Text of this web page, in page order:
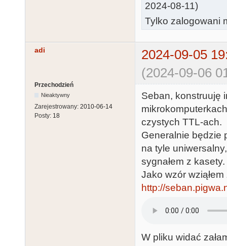
2024-08-11)
Tylko zalogowani
adi
2024-09-05
(2024-09-06
Przechodzień
Nieaktywny
Zarejestrowany: 2010-06-14
Posty: 18
Seban, konstruuję
czystych TTL-ach.
Generalnie będzie
na tyle
sygnałem z kasety.
Jako wzór
http://
W pliku widać